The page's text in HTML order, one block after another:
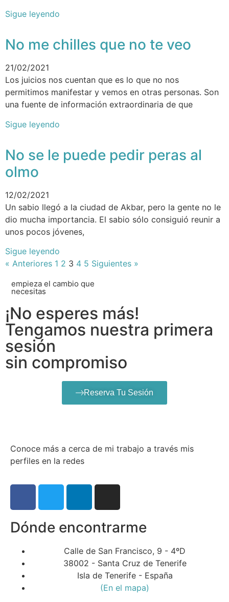
Sigue leyendo
No me chilles que no te veo
21/02/2021
Los juicios nos cuentan que es lo que no nos
permitimos manifestar y vemos en otras personas. Son
una fuente de información extraordinaria de que
Sigue leyendo
No se le puede pedir peras al
olmo
12/02/2021
Un sabio llegó a la ciudad de Akbar, pero la gente no le
dio mucha importancia. El sabio sólo consiguió reunir a
unos pocos jóvenes,
Sigue leyendo
« Anteriores 1 2 3 4 5 Siguientes »
empieza el cambio que
necesitas
¡No esperes más!
Tengamos nuestra primera
sesión
sin compromiso
Reserva Tu Sesión
Conoce más a cerca de mi trabajo a través mis
perfiles en la redes
Dónde encontrarme
Calle de San Francisco, 9 - 4ºD
38002 - Santa Cruz de Tenerife
Isla de Tenerife - España
(En el mapa)